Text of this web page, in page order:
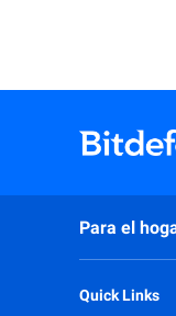
Para el
Quick Links